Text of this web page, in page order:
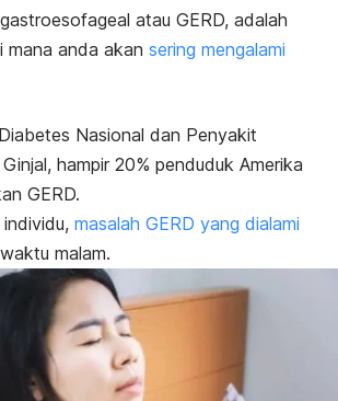
atau GERD, adalah
mana anda akan sering mengalami
Nasional dan Penyakit
hampir 20% penduduk Amerika
GERD.
masalah GERD yang dialami
malam.